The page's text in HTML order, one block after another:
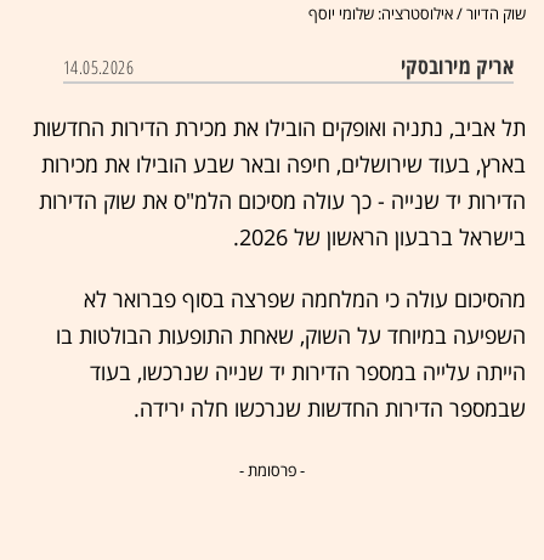
שוק הדיור / אילוסטרציה: שלומי יוסף
אריק מירובסקי 14.05.2026
תל אביב, נתניה ואופקים הובילו את מכירת הדירות החדשות
בארץ, בעוד שירושלים, חיפה ובאר שבע הובילו את מכירות
הדירות יד שנייה - כך עולה מסיכום הלמ"ס את שוק הדירות
בישראל ברבעון הראשון של 2026.
מהסיכום עולה כי המלחמה שפרצה בסוף פברואר לא
השפיעה במיוחד על השוק, שאחת התופעות הבולטות בו
הייתה עלייה במספר הדירות יד שנייה שנרכשו, בעוד
שבמספר הדירות החדשות שנרכשו חלה ירידה.
- פרסומת -